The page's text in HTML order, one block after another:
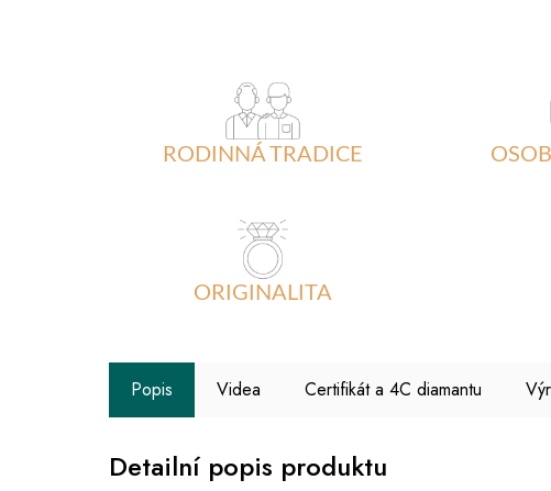
RODINNÁ TRADICE
ORIGINALITA
Popis Videa Certifikát a 4C diamantu
Detailní popis produktu